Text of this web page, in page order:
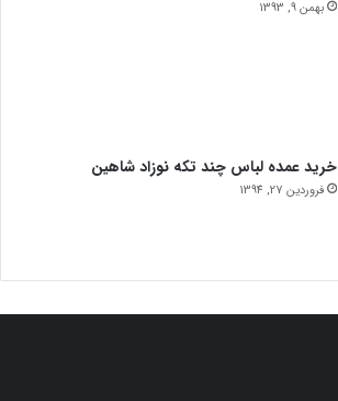
بهمن 9, 1393
خرید عمده لباس چند تکه نوزاد شاهین
فروردین 27, 1394